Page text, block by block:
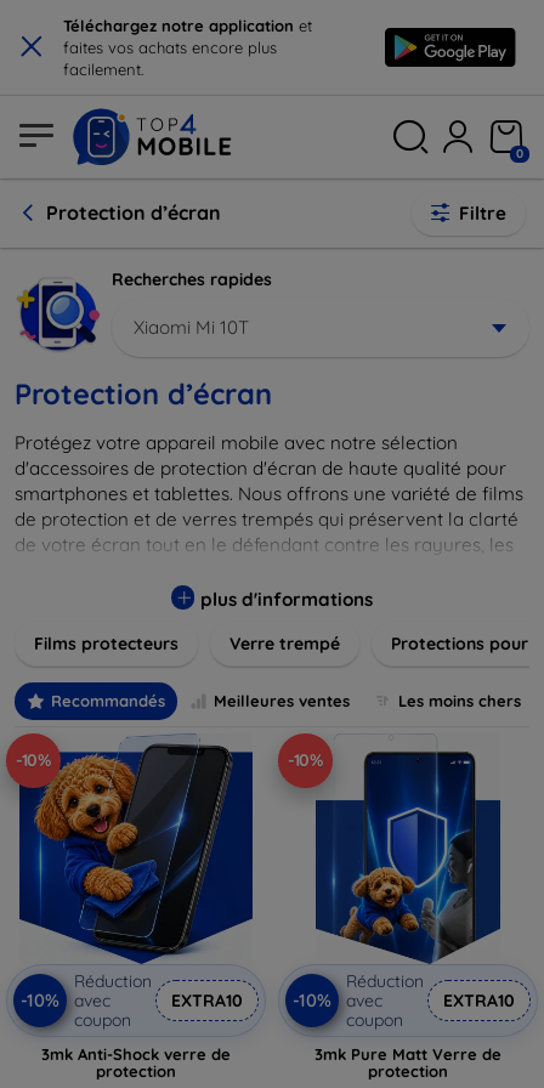
× Téléchargez notre application et
faites vos achats encore plus
facilement.
0
Protection d’écran Filtre
Recherches rapides
Xiaomi Mi 10T
Protection d’écran
Protégez votre appareil mobile avec notre sélection
d'accessoires de protection d'écran de haute qualité pour
smartphones et tablettes. Nous offrons une variété de films
de protection et de verres trempés qui préservent la clarté
de votre écran tout en le défendant contre les rayures, les
s'adapter parfaitement à votre appareil, garantissant une
compromis sur la sensibilité tactile. Explorez notre gamme
besoins et assurez-vous que votre écran reste comme neuf,
longtemps.
plus d'informations
Films protecteurs Verre trempé Protections pour
Recommandés Meilleures ventes Les moins chers
-10%
-10%
Réduction
avec
coupon
EXTRA10
3mk Anti-Shock verre de
protection
-10%
-10%
Réduction
avec
coupon
EXTRA10
3mk Pure Matt Verre de
protection